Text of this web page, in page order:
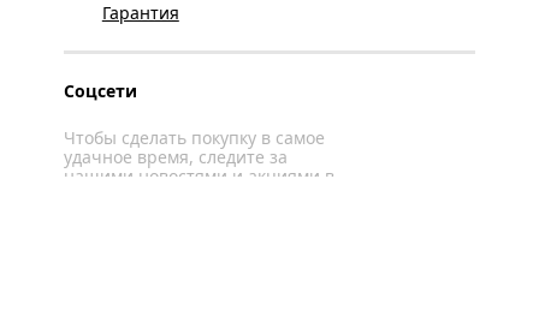
Гарантия
Соцсети
Чтобы сделать покупку в самое
удачное время, следите за
нашими новостями и акциями в